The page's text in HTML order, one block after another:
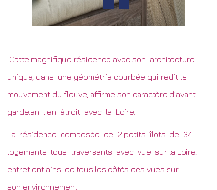
Cette magnifique résidence avec son architecture
unique, dans une géométrie courbée qui redit le
mouvement du fleuve, affirme son caractère d’avant-
garde.en lien étroit avec la Loire.
La résidence composée de 2 petits îlots de 34
logements tous traversants avec vue sur la Loire,
entretient ainsi de tous les côtés des vues sur
son environnement.